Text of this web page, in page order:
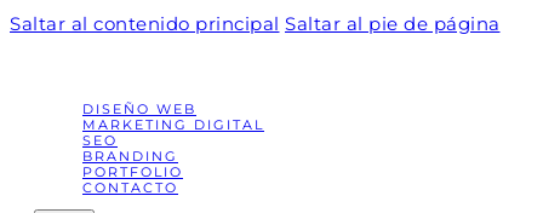
Saltar al contenido principal Saltar al pie de página
DISEÑO WEB
MARKETING DIGITAL
SEO
BRANDING
PORTFOLIO
CONTACTO